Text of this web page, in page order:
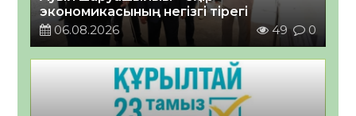
экономикасының негізгі тірегі
06.08.2026
49 0